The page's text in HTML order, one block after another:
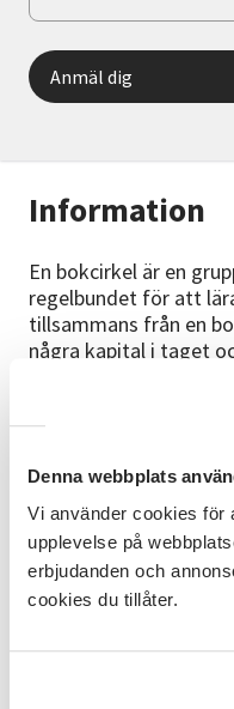
Denna webbplats
Vi använder cookies för
upplevelse på
erbjudanden och
cookies du tillåter.
Information
En bokcirkel är en
regelbundet för att
tillsammans från en
några kapital i taget
personer med samma
aktuella böcker och
träffas alldeles gratis
kommer SV berätta
Du kommer få träffa
intresse och börja
läsa. Hösten 2026
Anmäl dig